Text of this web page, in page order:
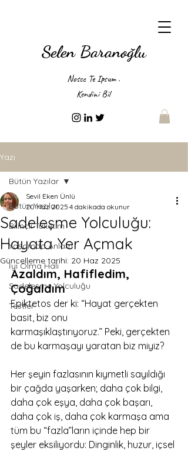
Selen Baranoğlu
Nosce Te Ipsum .
Kendini Bil
Yazı
Bütün Yazılar
Bilinçli Tüketim
Yaşamda Anlam
İyi Olma Hali
Sadeleşme Yolculuğu
Testler
Bütün Yazılar
Sadeleşme Yolculuğu:
Hayata Yer Açmak
Sevil Eken Ünlü
20 Haz 2025 4 dakikada okunur
Güncelleme tarihi: 20 Haz 2025
Azaldım, Hafifledim,
Çoğaldım
Epiktetos der ki: “Hayat gerçekten
basit, biz onu
karmaşıklaştırıyoruz.” Peki, gerçekten
de bu karmaşayı yaratan biz miyiz?
Her şeyin fazlasının kıymetli sayıldığı
bir çağda yaşarken; daha çok bilgi,
daha çok eşya, daha çok başarı,
daha çok iş, daha çok karmaşa ama
tüm bu “fazla”ların içinde hep bir
şeyler eksiliyordu: Dinginlik, huzur, içsel